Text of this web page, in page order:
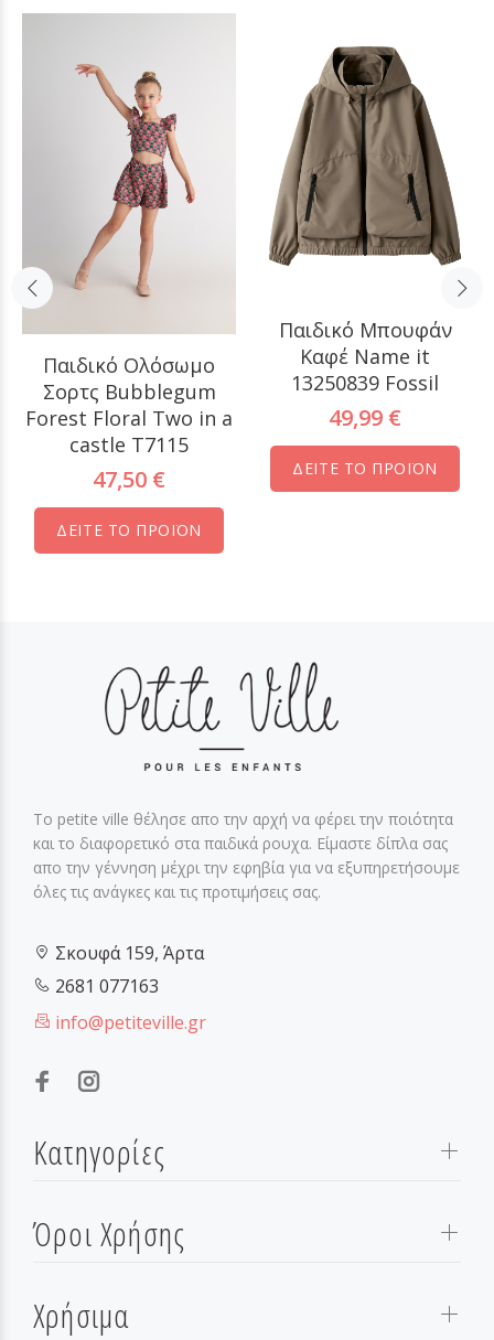
Παιδικό Ολόσωμο
Σορτς Bubblegum
Forest Floral Two in a
castle T7115
47,50 €
ΔΕΙΤΕ ΤΟ ΠΡΟΪΟΝ
Παιδικό Μπουφάν
Καφέ Name it
13250839 Fossil
49,99 €
ΔΕΙΤΕ ΤΟ ΠΡΟΪΟΝ
Το petite ville θέλησε απο την αρχή να φέρει την ποιότητα
και το διαφορετικό στα παιδικά ρουχα. Είμαστε δίπλα σας
απο την γέννηση μέχρι την εφηβία για να εξυπηρετήσουμε
όλες τις ανάγκες και τις προτιμήσεις σας.
Σκουφά 159, Άρτα
2681 077163
info@petiteville.gr
Κατηγορίες
Όροι Χρήσης
Χρήσιμα